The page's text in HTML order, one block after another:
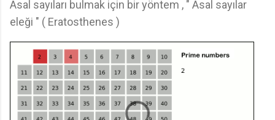
Asal sayıları bulmak için bir yöntem , " Asal sayılar
eleği " ( Eratosthenes )